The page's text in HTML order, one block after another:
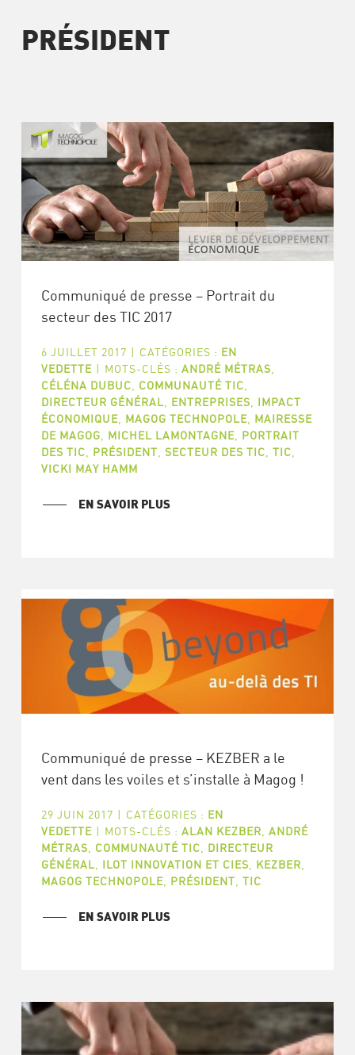
PRÉSIDENT
Communiqué de presse – Portrait du
secteur des TIC 2017
6 JUILLET 2017 | CATÉGORIES : EN
VEDETTE | MOTS-CLÉS : ANDRÉ MÉTRAS
CÉLÉNA DUBUC
COMMUNAUTÉ TIC
DIRECTEUR GÉNÉRAL
ENTREPRISES
IMPACT
ÉCONOMIQUE, MAGOG TECHNOPOLE, MAIRESSE
DE MAGOG
MICHEL LAMONTAGNE, PORTRAIT
DES TIC
PRÉSIDENT SECTEUR DES TIC TIC
VICKI MAY HAMM
EN SAVOIR PLUS
Communiqué de presse – KEZBER a le
vent dans les voiles et s’installe à Magog !
29 JUIN 2017 | CATÉGORIES : EN
VEDETTE | MOTS-CLÉS : ALAN KEZBER ANDRÉ
MÉTRAS
COMMUNAUTÉ TIC
DIRECTEUR
GÉNÉRAL
ILOT INNOVATION ET CIES KEZBER
MAGOG TECHNOPOLE, PRÉSIDENT TIC
EN SAVOIR PLUS